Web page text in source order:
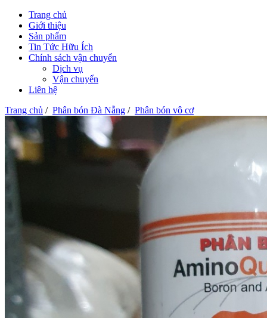
Trang chủ
Giới thiệu
Sản phẩm
Tin Tức Hữu Ích
Chính sách vận chuyển
Dịch vụ
Vận chuyển
Liên hệ
Trang chủ / Phân bón Đà Nẵng / Phân bón vô cơ